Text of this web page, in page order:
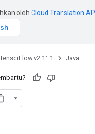
oleh Cloud Translation API
TensorFlow v2.11.1 Java